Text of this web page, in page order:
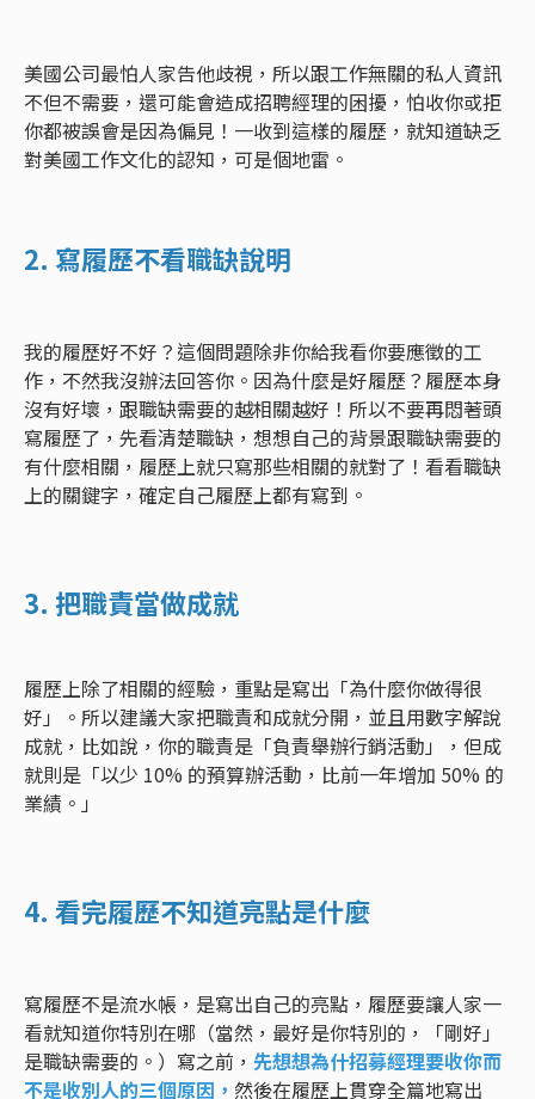
美國公司最怕人家告他歧視，所以跟工作無關的私人資訊
不但不需要，還可能會造成招聘經理的困擾，怕收你或拒
你都被誤會是因為偏見！一收到這樣的履歷，就知道缺乏
對美國工作文化的認知，可是個地雷。
2. 寫履歷不看職缺說明
我的履歷好不好？這個問題除非你給我看你要應徵的工
作，不然我沒辦法回答你。因為什麼是好履歷？履歷本身
沒有好壞，跟職缺需要的越相關越好！所以不要再悶著頭
寫履歷了，先看清楚職缺，想想自己的背景跟職缺需要的
有什麼相關，履歷上就只寫那些相關的就對了！看看職缺
上的關鍵字，確定自己履歷上都有寫到。
3. 把職責當做成就
履歷上除了相關的經驗，重點是寫出「為什麼你做得很
好」。所以建議大家把職責和成就分開，並且用數字解說
成就，比如說，你的職責是「負責舉辦行銷活動」，但成
就則是「以少 10% 的預算辦活動，比前一年增加 50% 的
業績。」
4. 看完履歷不知道亮點是什麼
寫履歷不是流水帳，是寫出自己的亮點，履歷要讓人家一
看就知道你特別在哪（當然，最好是你特別的，「剛好」
是職缺需要的。）寫之前， 先想想為什招募經理要收你而
不是收別人的三個原因， 然後在履歷上貫穿全篇地寫出